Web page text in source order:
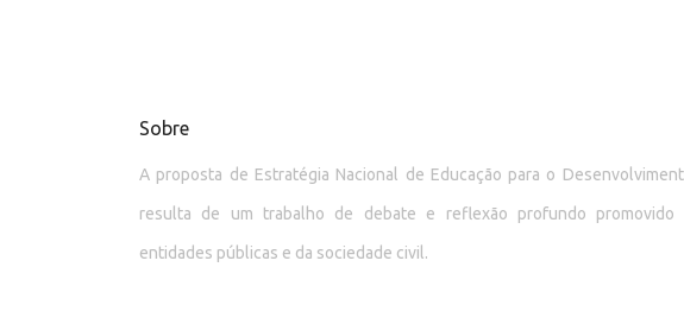
Sobre
A proposta de Estratégia Nacional de Educação para o
resulta de um trabalho de debate e reflexão profundo promovido
entidades públicas e da sociedade civil.